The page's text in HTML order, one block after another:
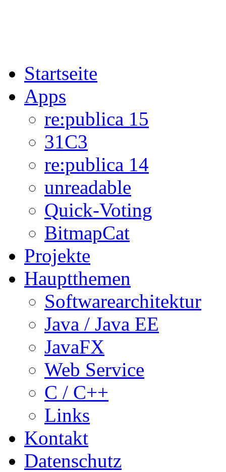
Startseite
Apps
re:publica 15
31C3
re:publica 14
unreadable
Quick-Voting
BitmapCat
Projekte
Hauptthemen
Softwarearchitektur
Java / Java EE
JavaFX
Web Service
C / C++
Links
Kontakt
Datenschutz